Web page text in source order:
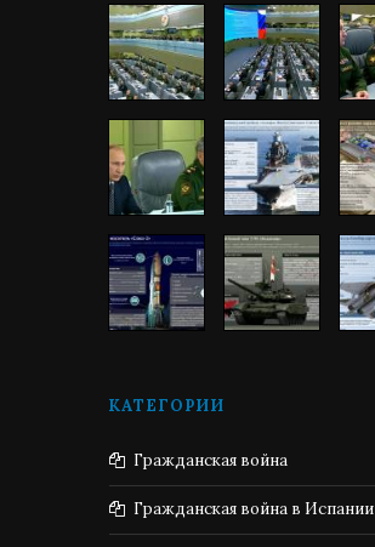
КАТЕГОРИИ
Гражданская война
Гражданская война в Испании